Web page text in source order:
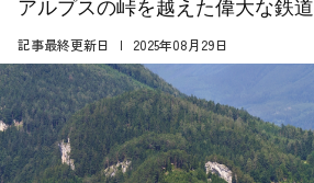
アルプスの峠を越えた偉大な鉄道
記事最終更新日 2025年08月29日